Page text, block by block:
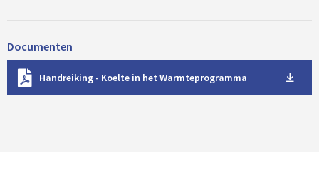
Documenten
Handreiking - Koelte in het Warmteprogramma
w